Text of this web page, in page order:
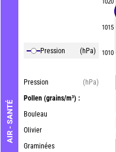
AIR - SANTÉ
Pression (hPa)
Pression
(hPa)
Pollen (grains/m³) :
Bouleau
Olivier
Graminées
1015
1010